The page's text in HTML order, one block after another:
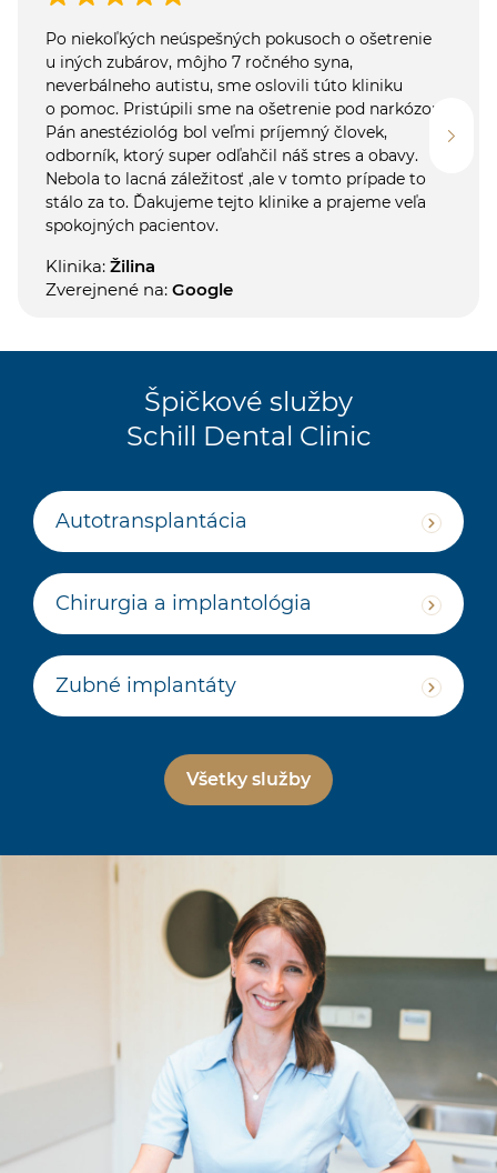
Po niekoľkých neúspešných pokusoch o ošetrenie
u iných zubárov, môjho 7 ročného syna,
neverbálneho autistu, sme oslovili túto kliniku
o pomoc. Pristúpili sme na ošetrenie pod narkózou.
Pán anestéziológ bol veľmi príjemný človek,
odborník, ktorý super odľahčil náš stres a obavy.
Nebola to lacná záležitosť ,ale v tomto prípade to
stálo za to. Ďakujeme tejto klinike a prajeme veľa
spokojných pacientov.
Klinika: Žilina
Zverejnené na: Google
Špičkové služby
Schill Dental Clinic
Autotransplantácia
Chirurgia a implantológia
Zubné implantáty
Všetky služby